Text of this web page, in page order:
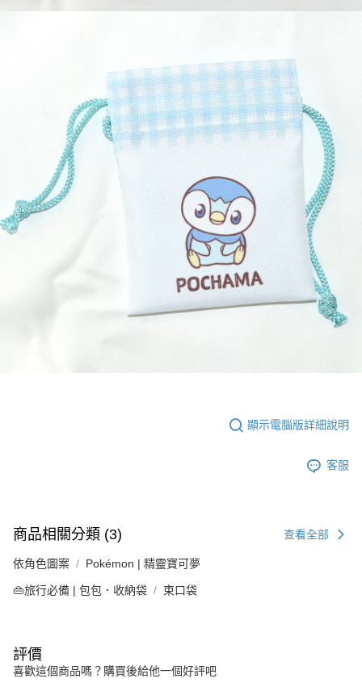
顯示電腦版詳細說明
客服
商品相關分類 (3) 查看全部
依角色圖案 Pokémon | 精靈寶可夢
👜旅行必備 | 包包．收納袋 束口袋
評價
喜歡這個商品嗎？購買後給他一個好評吧